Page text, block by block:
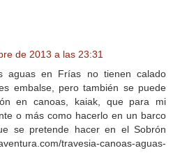
de 2013 a las 23:31
aguas en Frías no tienen calado
embalse, pero también se puede
en canoas, kaiak, que para mi
o más como hacerlo en un barco
se pretende hacer en el Sobrón
travesia-canoas-aguas-